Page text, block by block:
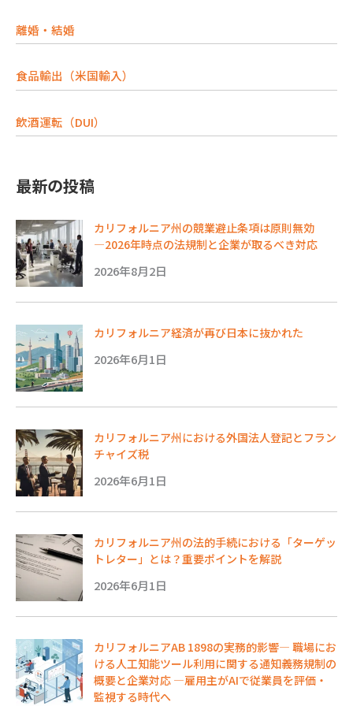
離婚・結婚
食品輸出（米国輸入）
飲酒運転（DUI）
最新の投稿
カリフォルニア州の競業避止条項は原則無効
―2026年時点の法規制と企業が取るべき対応
2026年8月2日
カリフォルニア経済が再び日本に抜かれた
2026年6月1日
カリフォルニア州における外国法人登記とフラン
チャイズ税
2026年6月1日
カリフォルニア州の法的手続における「ターゲッ
トレター」とは？重要ポイントを解説
2026年6月1日
カリフォルニアAB 1898の実務的影響― 職場にお
ける人工知能ツール利用に関する通知義務規制の
概要と企業対応 ―雇用主がAIで従業員を評価・
監視する時代へ